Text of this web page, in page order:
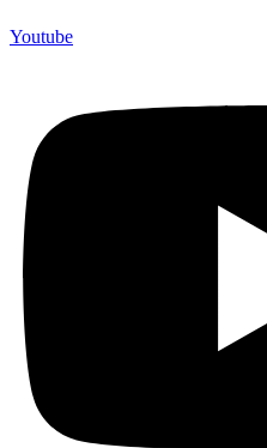
Youtube